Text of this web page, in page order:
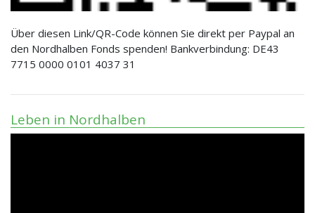
Über diesen Link/QR-Code können Sie direkt per Paypal an
den Nordhalben Fonds spenden! Bankverbindung: DE43
7715 0000 0101 4037 31
Leben in Nordhalben